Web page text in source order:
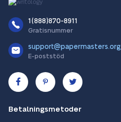
1(888)870-8911
Gratisnummer
support@papermasters.org
E-poststöd
Betalningsmetoder